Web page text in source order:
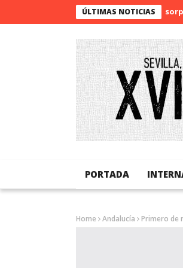
ÚLTIMAS NOTICIAS
La
PORTADA
Home Andalucía Primero de